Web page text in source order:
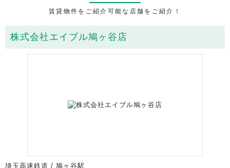
賃貸物件をご紹介可能な店舗をご紹介！
株式会社エイブル鳩ヶ谷店
埼玉高速鉄道 / 鳩ヶ谷駅